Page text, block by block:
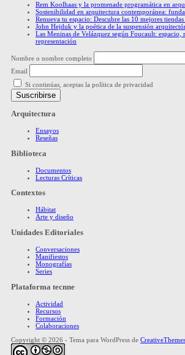
Rem Koolhaas y la promenade programática en
Sostenibilidad en arquitectura contemporánea:
Renueva tu espacio: Descubre las 10 mejores
John Hejduk y la poética de la suspensión
Las Meninas de Velázquez según Foucault: espacio,
representación
Nombre o nombre completo
Email
Si continúas, aceptas la política de privacidad
Arquitectura
Ensayos
Reseñas
Biblioteca
Documentos
Lecturas Críticas
Contextos
Hábitat
Arte y diseño
Unidades Editoriales
Conversaciones
Manifiestos
Monografías
Series
Plataforma tecnne
Actividad
Recursos
Formación
Colaboraciones
Copyright © 2026 - Tema para WordPress de CreativeThemes